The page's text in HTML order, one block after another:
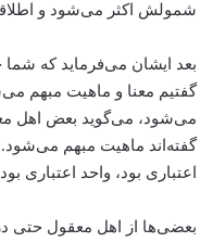
شمولش اکثر می‌شود و
بعد ایشان می‌فرماید که
گفتیم معنا و ماهیت مبهم
می‌شود، می‌گوید بعض اهل
گفته‌اند ماهیت مبهم
اعتباری بود، واحد اعتباری
بعضی‌ها از اهل معقول حتی